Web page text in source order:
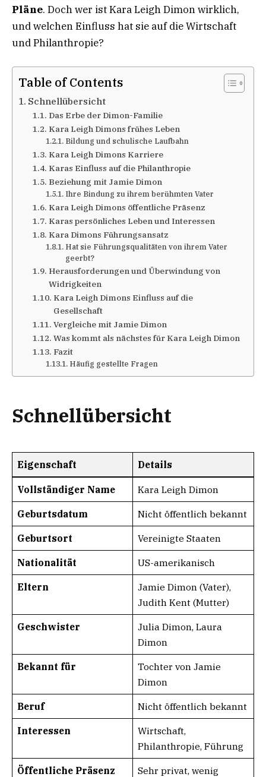
Pläne. Doch wer ist Kara Leigh Dimon wirklich,
und welchen Einfluss hat sie auf die Wirtschaft
und Philanthropie?
Table of Contents
Schnellübersicht
Das Erbe der Dimon-Familie
Kara Leigh Dimons frühes Leben
Bildung und schulische Laufbahn
Kara Leigh Dimons Karriere
Karas Einfluss auf die Philanthropie
Beziehung mit Jamie Dimon
Ihre Bindung zu ihrem berühmten Vater
Kara Leigh Dimons öffentliche Präsenz
Karas persönliches Leben und Interessen
Kara Dimons Führungsansatz
Hat sie Führungsqualitäten von ihrem Vater
geerbt?
Herausforderungen und Überwindung von
Widrigkeiten
Kara Leigh Dimons Einfluss auf die
Gesellschaft
Vergleiche mit Jamie Dimon
Was kommt als nächstes für Kara Leigh Dimon
Fazit
Häufig gestellte Fragen
Schnellübersicht
Eigenschaft Details
Vollständiger Name Kara Leigh Dimon
Geburtsdatum Nicht öffentlich bekannt
Geburtsort Vereinigte Staaten
Nationalität US-amerikanisch
Eltern
Jamie Dimon (Vater),
Judith Kent (Mutter)
Geschwister
Julia Dimon, Laura
Dimon
Bekannt für
Tochter von Jamie
Dimon
Beruf Nicht öffentlich bekannt
Interessen
Wirtschaft,
Philanthropie, Führung
Öffentliche Präsenz
Sehr privat, wenig